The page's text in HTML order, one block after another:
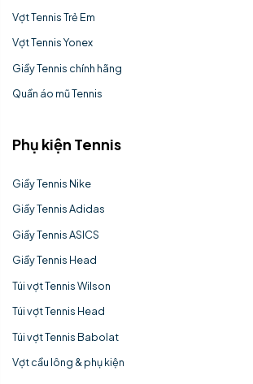
Vợt Tennis Trẻ Em
Vợt Tennis Yonex
Giầy Tennis chính hãng
Quần áo mũ Tennis
Phụ kiện Tennis
Giầy Tennis Nike
Giầy Tennis Adidas
Giầy Tennis ASICS
Giầy Tennis Head
Túi vợt Tennis Wilson
Túi vợt Tennis Head
Túi vợt Tennis Babolat
Vợt cầu lông & phụ kiện